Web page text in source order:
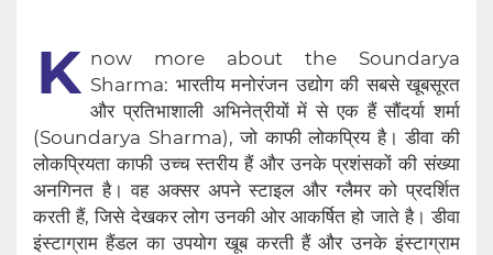
K now more about the Soundarya
Sharma: भारतीय मनोरंजन उद्योग की सबसे खूबसूरत
और प्रतिभाशाली अभिनेत्रीयों में से एक हैं सौंदर्या शर्मा
(Soundarya Sharma), जो काफी लोकप्रिय है। डीवा की
लोकप्रियता काफी उच्च स्तरीय हैं और उनके प्रशंसकों की संख्या
अनगिनत है। वह अक्सर अपने स्टाइल और ग्लैमर को प्रदर्शित
करती हैं, जिसे देखकर लोग उनकी ओर आकर्षित हो जाते है। डीवा
इंस्टाग्राम हैंडल का उपयोग खूब करती हैं और उनके इंस्टाग्राम